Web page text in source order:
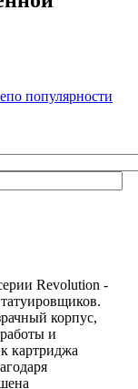
по популярности
Revolution -
корпус,
и
картриджа